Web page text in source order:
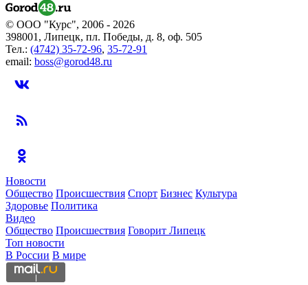
© ООО "Курс", 2006 - 2026
398001, Липецк, пл. Победы, д. 8, оф. 505
Тел.: (4742) 35-72-96, 35-72-91
email: boss@gorod48.ru
Новости
Общество Происшествия Спорт Бизнес Культура
Здоровье Политика
Видео
Общество Происшествия Говорит Липецк
Топ новости
В России В мире